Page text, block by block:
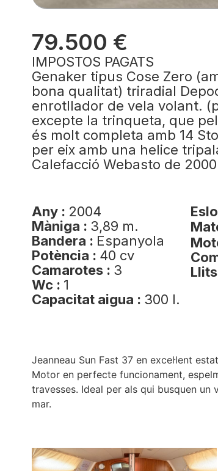
79.500 €
IMPOSTOS PAGATS
Genaker tipus Cose Zero
bona qualitat) triradial
enrotllador de vela volant.
excepte la trinqueta, que
és molt completa amb 14
per eix amb una helice
Calefacció Webasto de 2000
Any : 2004
Màniga : 3,89 m.
Bandera : Espanyola
Potència : 40 cv
Camarotes : 3
Wc : 1
Capacitat aigua : 300 l.
Jeanneau Sun Fast 37 en excel·lent
Motor en perfecte funcionament,
travesses. Ideal per als qui busquen
mar.